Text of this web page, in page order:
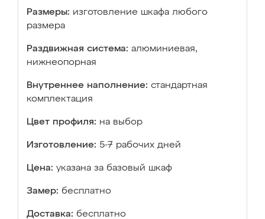
Размеры: изготовление шкафа любого
размера
Раздвижная система: алюминиевая,
нижнеопорная
Внутреннее наполнение: стандартная
комплектация
Цвет профиля: на выбор
Изготовление: 5-7 рабочих дней
Цена: указана за базовый шкаф
Замер: бесплатно
Доставка: бесплатно